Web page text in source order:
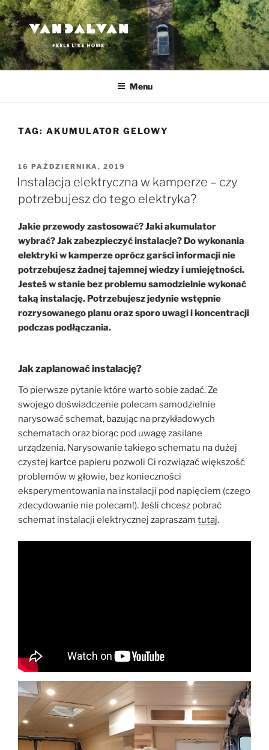
Przejdź
do
treści
VANDALVAN
Feels like home
Menu
TAG: AKUMULATOR GELOWY
OPUBLIKOWANE
W
16 PAŹDZIERNIKA, 2019
Instalacja elektryczna w kamperze – czy
potrzebujesz do tego elektryka?
Jakie przewody zastosować? Jaki akumulator
wybrać? Jak zabezpieczyć instalacje? Do wykonania
elektryki w kamperze oprócz garści informacji nie
potrzebujesz żadnej tajemnej wiedzy i umiejętności.
Jesteś w stanie bez problemu samodzielnie wykonać
taką instalację. Potrzebujesz jedynie wstępnie
rozrysowanego planu oraz sporo uwagi i koncentracji
podczas podłączania.
Jak zaplanować instalację?
To pierwsze pytanie które warto sobie zadać. Ze
swojego doświadczenie polecam samodzielnie
narysować schemat, bazując na przykładowych
schematach oraz biorąc pod uwagę zasilane
urządzenia. Narysowanie takiego schematu na dużej
czystej kartce papieru pozwoli Ci rozwiązać większość
problemów w głowie, bez konieczności
eksperymentowania na instalacji pod napięciem (czego
zdecydowanie nie polecam!). Jeśli chcesz pobrać
schemat instalacji elektrycznej zapraszam tutaj.